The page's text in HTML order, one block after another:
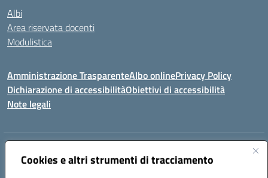
Cookies e altri strumenti di tracciamento
Albi
Area riservata docenti
Modulistica
Amministrazione TrasparenteAlbo onlinePrivacy Policy
Dichiarazione di accessibilitàObiettivi di accessibilità
Note legali
Centralino:Tel. 081.5224760 – Fax 081.5226896